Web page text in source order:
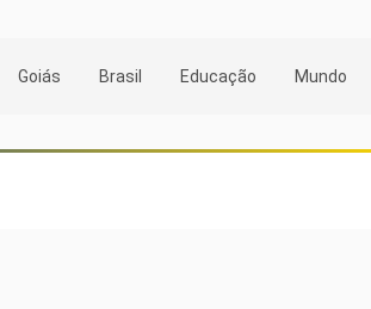
Goiás Brasil Educação Mundo